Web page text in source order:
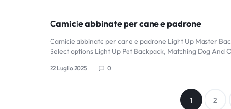
RAVE
CLOTHING
IN
Camicie abbinate per cane e padrone
Camicie abbinate per cane e padrone Light Up Master
Select options Light Up Pet Backpack, Matching Dog And
22 Luglio 2025 0
1 2